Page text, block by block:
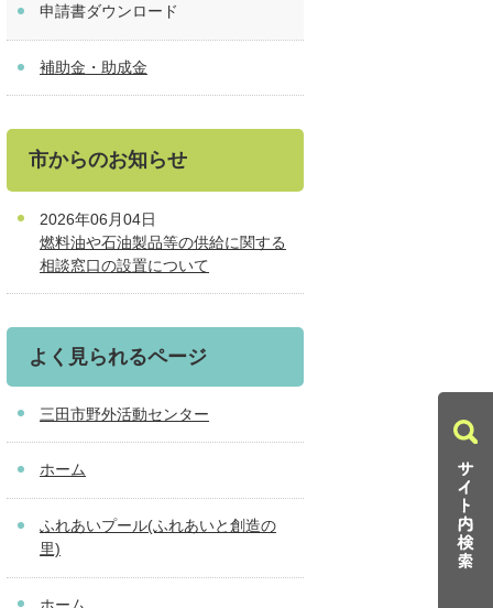
申請書ダウンロード
補助金・助成金
市からのお知らせ
2026年06月04日
燃料油や石油製品等の供給に関する
相談窓口の設置について
よく見られるページ
三田市野外活動センター
ホーム
ふれあいプール(ふれあいと創造の
里)